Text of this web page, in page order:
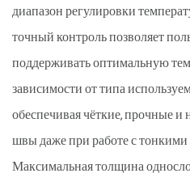
диапазон регулировки
точный контроль позволяет
поддерживать оптимальную
зависимости от типа
обеспечивая чёткие, прочные
швы даже при работе с
Максимальная толщина